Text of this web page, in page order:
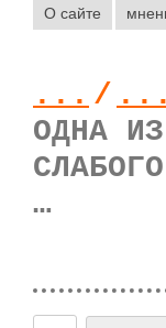
О сайте
... / ...
ОДНА
…